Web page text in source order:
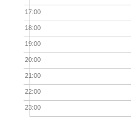
17:00
18:00
19:00
20:00
21:00
22:00
23:00